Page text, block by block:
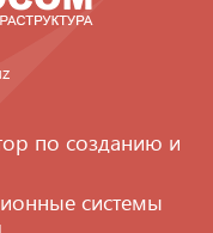
по созданию и
системы